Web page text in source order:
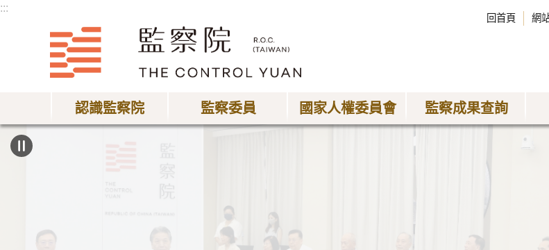
:::
回首頁 網
認識監察院 監察委員 國家人權委員會 監察成果查詢
:::